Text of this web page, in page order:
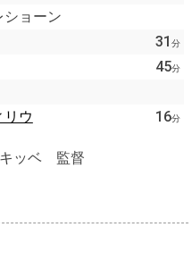
ョーン
31 分
45分
ウ 16分
ッベ 監督